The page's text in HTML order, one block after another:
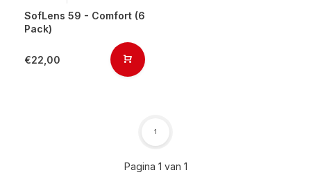
SofLens 59 - Comfort (6
Pack)
€22,00
Pagina 1 van 1
1